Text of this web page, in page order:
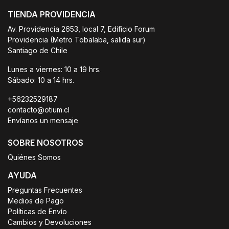
TIENDA PROVIDENCIA
Av. Providencia 2653, local 7, Edificio Forum
Providencia (Metro Tobalaba, salida sur)
Santiago de Chile
Lunes a viernes: 10 a 19 hrs.
Sábado: 10 a 14 hrs.
+56232529187
contacto@otium.cl
Envíanos un mensaje
SOBRE NOSOTROS
Quiénes Somos
AYUDA
Preguntas Frecuentes
Medios de Pago
Políticas de Envío
Cambios y Devoluciones